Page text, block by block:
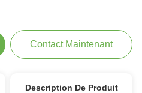
Contact Maintenant
Description De Produit